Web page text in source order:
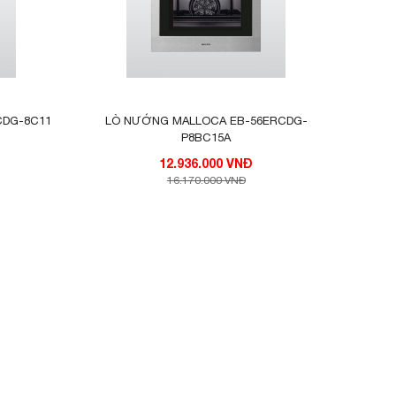
với
ăn
linh
8C11
LÒ NƯỚNG MALLOCA EB-56ERCDG-
P8BC15A
12.936.000 VNĐ
16.170.000 VNĐ